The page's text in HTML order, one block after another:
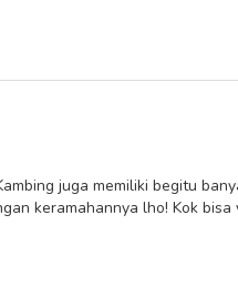
juga memiliki begitu
keramahannya lho! Kok